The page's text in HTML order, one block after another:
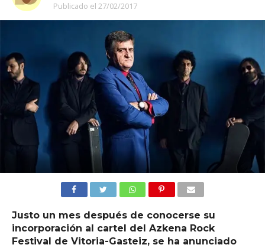
Publicado el 27/02/2017
Justo un mes después de conocerse su
incorporación al cartel del Azkena Rock
Festival de Vitoria-Gasteiz, se ha anunciado